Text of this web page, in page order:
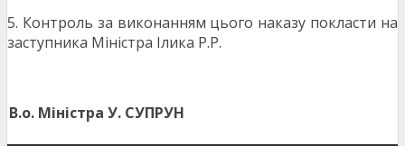
5. Контроль за виконанням цього наказу покласти на
заступника Міністра Ілика Р.Р.
В.о. Міністра У. СУПРУН